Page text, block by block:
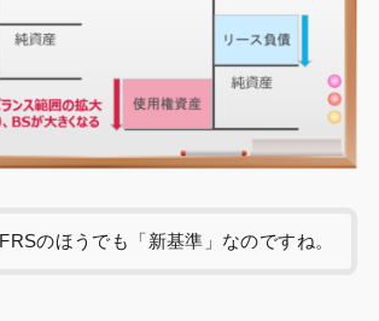
IFRSのほうでも「新基準」なのですね。